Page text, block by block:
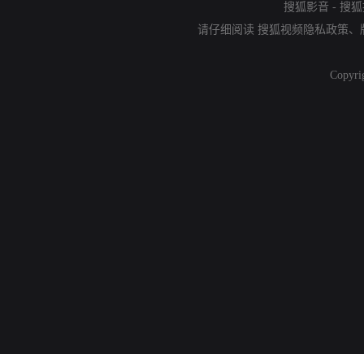
搜狐影音 - 搜
请仔细阅读 搜狐视频隐私政策、